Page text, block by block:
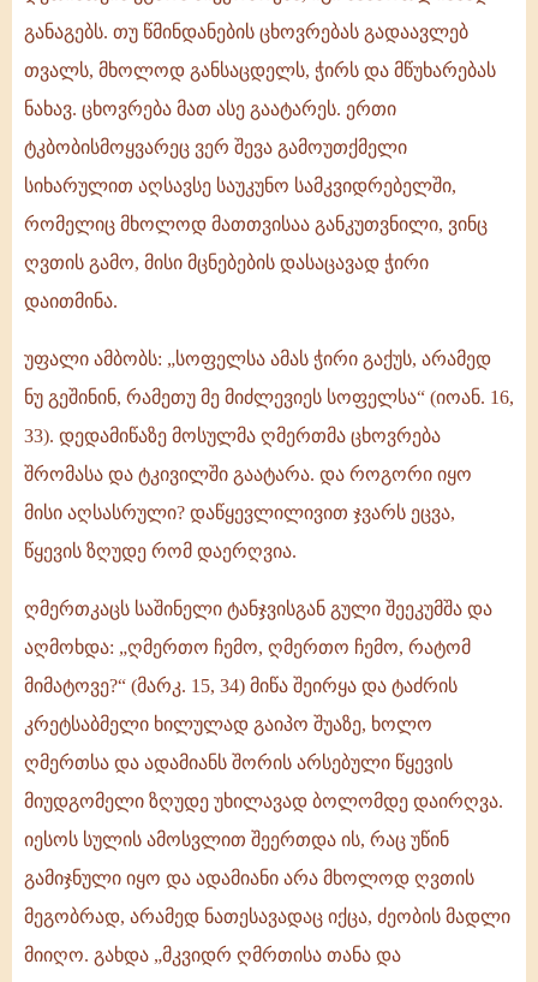
განაგებს. თუ წმინდანების ცხოვრებას გადაავლებ
თვალს, მხოლოდ განსაცდელს, ჭირს და მწუხარებას
ნახავ. ცხოვრება მათ ასე გაატარეს. ერთი
ტკბობისმოყვარეც ვერ შევა გამოუთქმელი
სიხარულით აღსავსე საუკუნო სამკვიდრებელში,
რომელიც მხოლოდ მათთვისაა განკუთვნილი, ვინც
ღვთის გამო, მისი მცნებების დასაცავად ჭირი
დაითმინა.
უფალი ამბობს: „სოფელსა ამას ჭირი გაქუს, არამედ
ნუ გეშინინ, რამეთუ მე მიძლევიეს სოფელსა“ (იოან. 16,
33). დედამიწაზე მოსულმა ღმერთმა ცხოვრება
შრომასა და ტკივილში გაატარა. და როგორი იყო
მისი აღსასრული? დაწყევლილივით ჯვარს ეცვა,
წყევის ზღუდე რომ დაერღვია.
ღმერთკაცს საშინელი ტანჯვისგან გული შეეკუმშა და
აღმოხდა: „ღმერთო ჩემო, ღმერთო ჩემო, რატომ
მიმატოვე?“ (მარკ. 15, 34) მიწა შეირყა და ტაძრის
კრეტსაბმელი ხილულად გაიპო შუაზე, ხოლო
ღმერთსა და ადამიანს შორის არსებული წყევის
მიუდგომელი ზღუდე უხილავად ბოლომდე დაირღვა.
იესოს სულის ამოსვლით შეერთდა ის, რაც უწინ
გამიჯნული იყო და ადამიანი არა მხოლოდ ღვთის
მეგობრად, არამედ ნათესავადაც იქცა, ძეობის მადლი
მიიღო. გახდა „მკვიდრ ღმრთისა თანა და